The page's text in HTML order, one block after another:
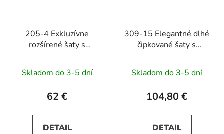
205-4 Exkluzívne
rozšírené šaty s
LAURA - zelené
Skladom do 3-5 dní
62 €
DETAIL
309-15 Elegantné dlhé
čipkované šaty s
svetlomodré
Skladom do 3-5 dní
104,80 €
DETAIL